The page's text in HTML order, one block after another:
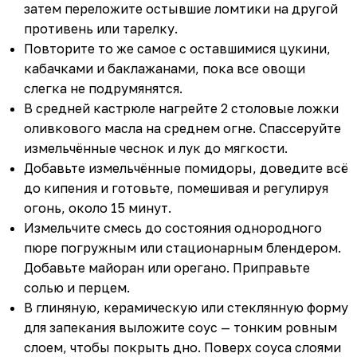
затем переложите остывшие ломтики на другой
противень или тарелку.
Повторите то же самое с оставшимися цукини,
кабачками и баклажанами, пока все овощи
слегка не подрумянятся.
В средней кастрюле нагрейте 2 столовые ложки
оливкового масла на среднем огне. Спассеруйте
измельчённые чеснок и лук до мягкости.
Добавьте измельчённые помидоры, доведите всё
до кипения и готовьте, помешивая и регулируя
огонь, около 15 минут.
Измельчите смесь до состояния однородного
пюре погружным или стационарным блендером.
Добавьте майоран или орегано. Приправьте
солью и перцем.
В глиняную, керамическую или стеклянную форму
для запекания выложите соус — тонким ровным
слоем, чтобы покрыть дно. Поверх соуса слоями